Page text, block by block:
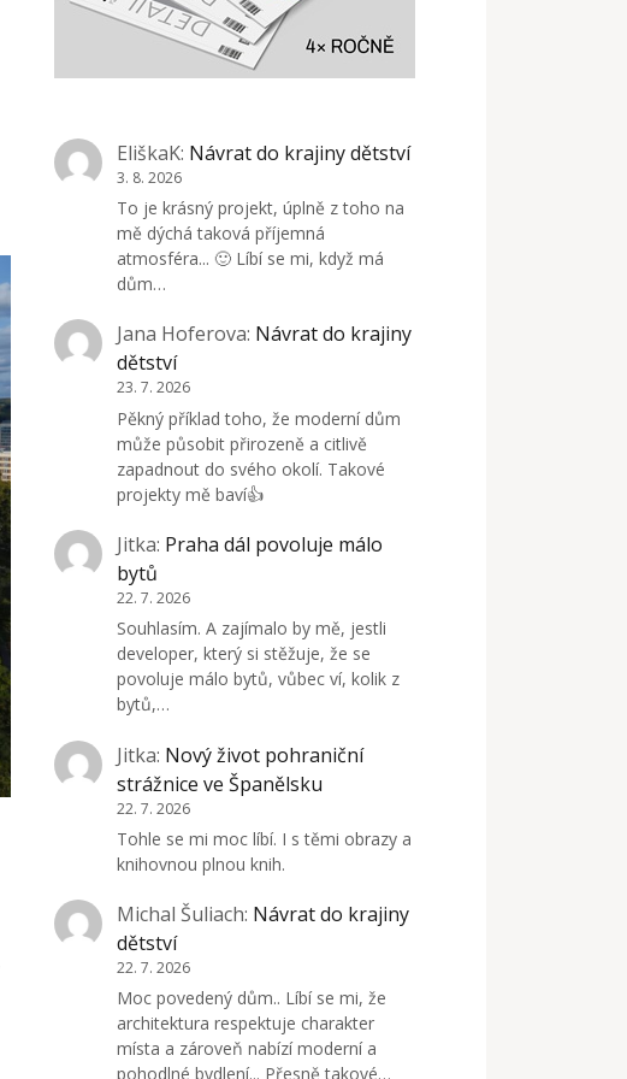
EliškaK: Návrat do krajiny dětství
3. 8. 2026
To je krásný projekt, úplně z toho na
mě dýchá taková příjemná
atmosféra... 🙂 Líbí se mi, když má
dům…
Jana Hoferova: Návrat do krajiny
dětství
23. 7. 2026
Pěkný příklad toho, že moderní dům
může působit přirozeně a citlivě
zapadnout do svého okolí. Takové
projekty mě baví👍
Jitka: Praha dál povoluje málo
bytů
22. 7. 2026
Souhlasím. A zajímalo by mě, jestli
developer, který si stěžuje, že se
povoluje málo bytů, vůbec ví, kolik z
bytů,…
Jitka: Nový život pohraniční
strážnice ve Španělsku
22. 7. 2026
Tohle se mi moc líbí. I s těmi obrazy a
knihovnou plnou knih.
Michal Šuliach: Návrat do krajiny
dětství
22. 7. 2026
Moc povedený dům.. Líbí se mi, že
architektura respektuje charakter
místa a zároveň nabízí moderní a
pohodlné bydlení... Přesně takové…